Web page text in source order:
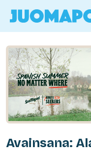
Avainsana: